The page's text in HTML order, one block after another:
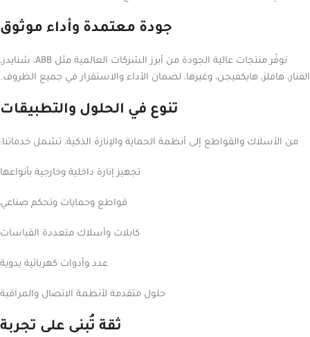
جودة معتمدة وأداء موثوق
نوفّر منتجات عالية الجودة من أبرز الشركات العالمية مثل ABB، شنايدر،
الفنار، هافلز، هايكفيجن، وغيرها، لضمان الأداء والاستقرار في جميع الظروف.
تنوع في الحلول والتطبيقات
من الأسلاك والقواطع إلى أنظمة الحماية والإنارة الذكية، تشمل خدماتنا:
تجهيز إنارة داخلية وخارجية بأنواعها
قواطع وحمايات وتحكم صناعي
كابلات وأسلاك متعددة القياسات
عدد وأدوات كهربائية يدوية
حلول متقدمة لأنظمة الاتصال والمراقبة
ثقة تُبنى على تجربة